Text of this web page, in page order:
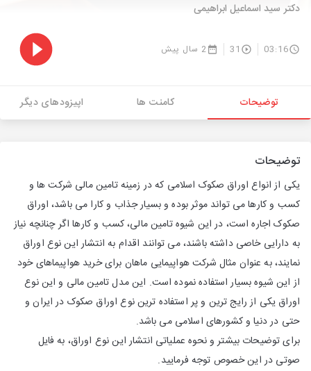
دکتر سید اسماعیل ابراهیمی
03:16
31 2 سال پیش
توضیحات کامنت ها اپیزودهای دیگر
توضیحات
یکی از انواع اوراق صکوک اسلامی که در زمینه تامین مالی شرکت ها و
کسب و کارها می تواند موثر بوده و بسیار جذاب و کارا می باشد، اوراق
صکوک اجاره است، در این شیوه تامین مالی، کسب و کارها اگر چنانچه نیاز
به دارایی خاصی داشته باشند، می توانند اقدام به انتشار این نوع اوراق
نمایند، به عنوان مثال شرکت هواپیمایی ماهان برای خرید هواپیماهای خود
از این شیوه بسیار استفاده نموده است. این مدل تامین مالی و این نوع
اوراق یکی از رایج ترین و پر استفاده ترین نوع اوراق صکوک در ایران و
حتی در دنیا و کشورهای اسلامی می باشد.
برای توضیحات بیشتر و نحوه عملیاتی انتشار این نوع اوراق، به فایل
صوتی در این خصوص توجه فرمایید.